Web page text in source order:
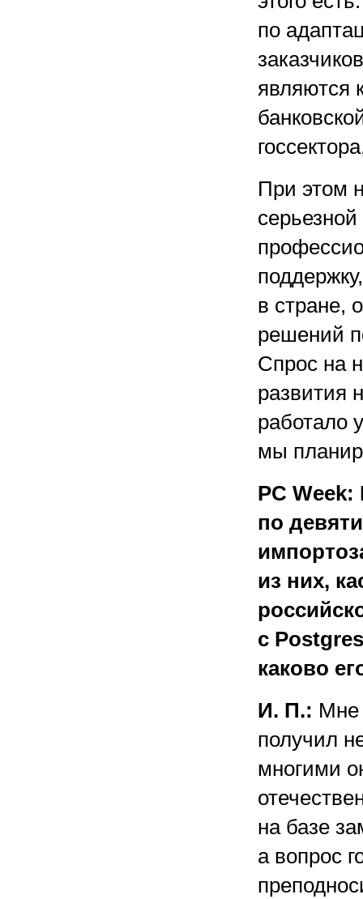
по
являются
При этом
в стране,
решений
Спрос на
развития
работало
мы
PC
по
из них,
с
каково
И. П.: Мне
получил
многими
на базе
а вопрос